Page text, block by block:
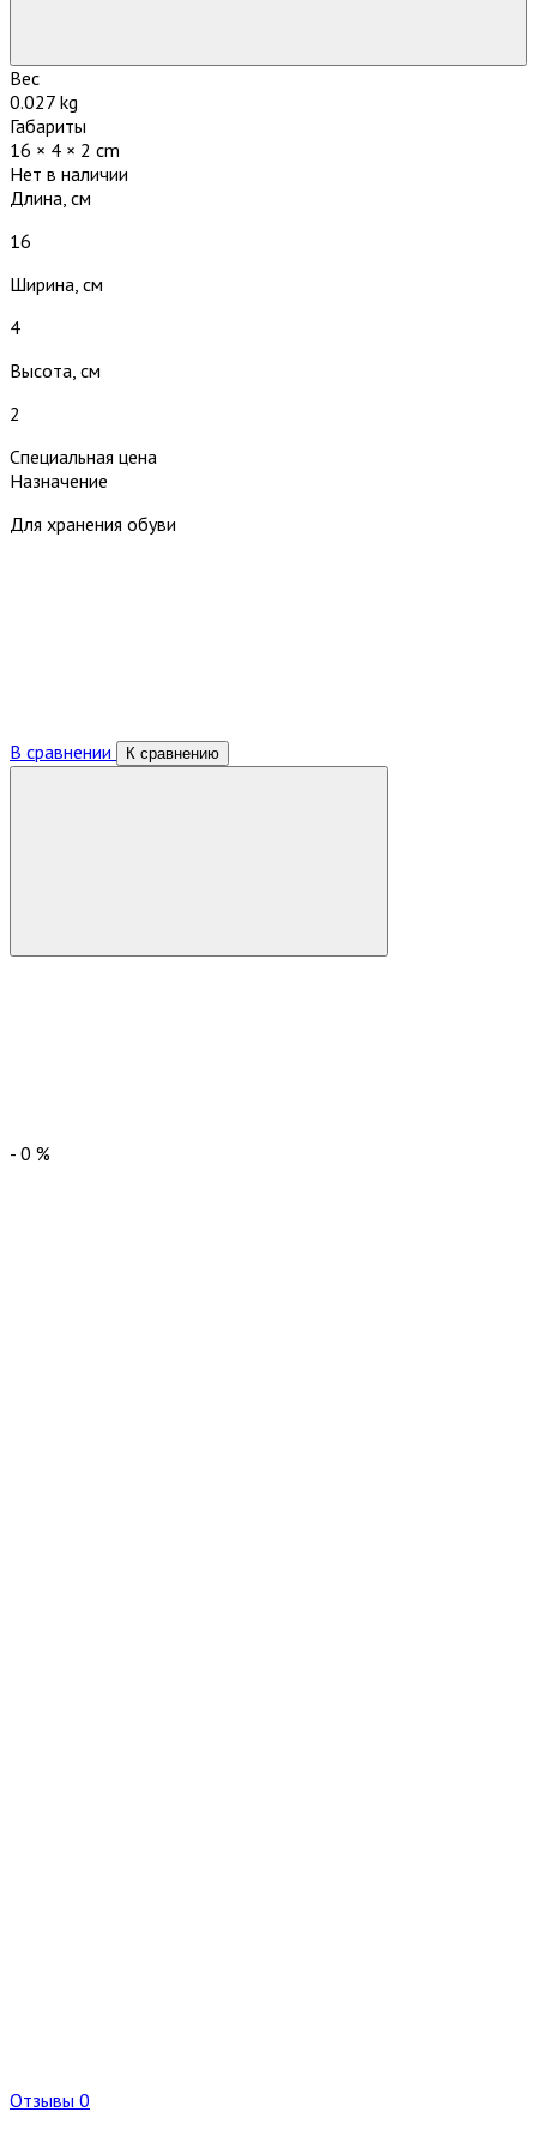
Вес
0.027 kg
Габариты
16 × 4 × 2 cm
Нет в наличии
Длина, см
16
Ширина, см
4
Высота, см
2
Специальная цена
Назначение
Для хранения обуви
В сравнении К сравнению
- 0 %
Отзывы 0